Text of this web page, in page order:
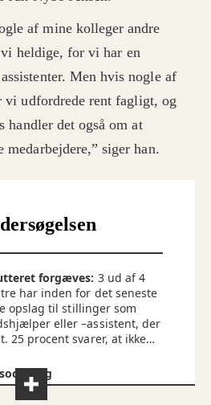
af mine kolleger andre
heldige, for vi har en
Men hvis nogle af
vi udfordrede rent fagligt, og
handler det også om at
medarbejdere,” siger han.
forgæves: 3 ud af 4
har inden for det seneste
opslag til stillinger som
eller –assistent, der
25 procent svarer, at ikke
og
: 7 ud af 10 har forgæves